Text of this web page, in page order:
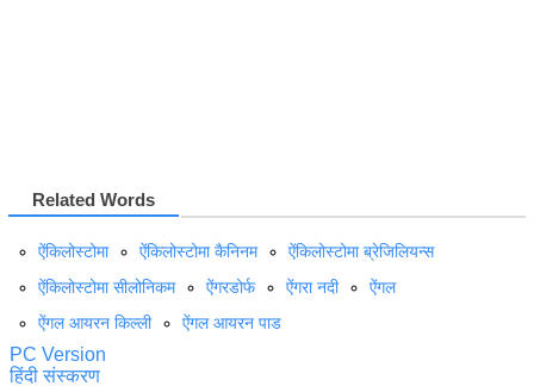
Related Words
ऐंकिलोस्टोमा ऐंकिलोस्टोमा कैनिनम
ऐंकिलोस्टोमा ब्रेजिलियन्स
ऐंकिलोस्टोमा सीलोनिकम
ऐंगरडोर्फ ऐंगरा नदी
ऐंगल
ऐंगल आयरन किल्ली
ऐंगल आयरन पाड
PC Version
हिंदी संस्करण